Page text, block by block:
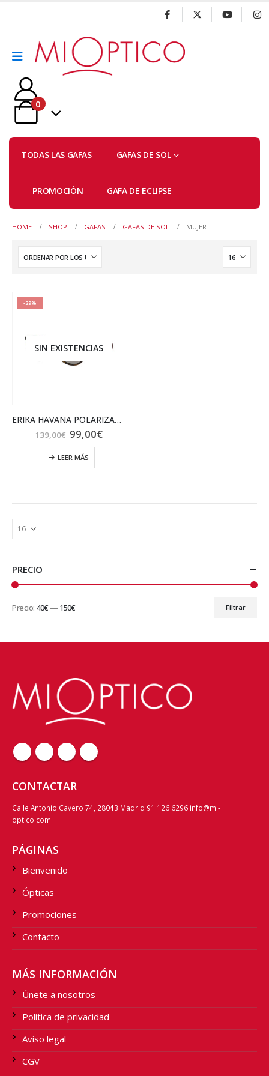
0
TODAS LAS GAFAS GAFAS DE SOL
PROMOCIÓN GAFA DE ECLIPSE
HOME SHOP GAFAS GAFAS DE SOL MUJER
-29%
SIN EXISTENCIAS
ERIKA HAVANA POLARIZADA
139,00€ El
precio
original
era:
139,00€.
99,00€El
LEER MÁS
PRECIO
Filtrar
Precio: 40€ — 150€
CONTACTAR
Calle Antonio Cavero 74, 28043 Madrid 91 126 6296 info@mi-
optico.com
PÁGINAS
Bienvenido
Ópticas
Promociones
Contacto
MÁS INFORMACIÓN
Únete a nosotros
Política de privacidad
Aviso legal
CGV